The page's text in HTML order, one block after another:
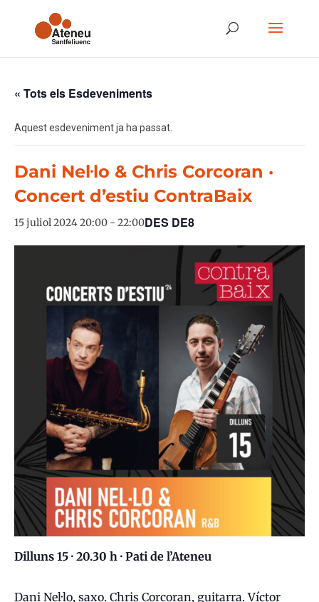
« Tots els Esdeveniments
Aquest esdeveniment ja ha passat.
Dani Nel·lo & Chris Corcoran ·
Concert d’estiu ContraBaix
15 juliol 2024 20:00 - 22:00DES DE8
Dilluns 15 · 20.30 h · Pati de l’Ateneu
Dani Nel·lo, saxo. Chris Corcoran, guitarra. Víctor